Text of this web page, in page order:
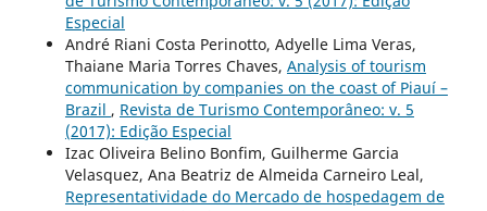
Especial
André Riani Costa Perinotto, Adyelle Lima Veras,
Thaiane Maria Torres Chaves, Analysis of tourism
communication by companies on the coast of Piauí –
Brazil , Revista de Turismo Contemporâneo: v. 5
(2017): Edição Especial
Izac Oliveira Belino Bonfim, Guilherme Garcia
Velasquez, Ana Beatriz de Almeida Carneiro Leal,
Representatividade do Mercado de hospedagem de